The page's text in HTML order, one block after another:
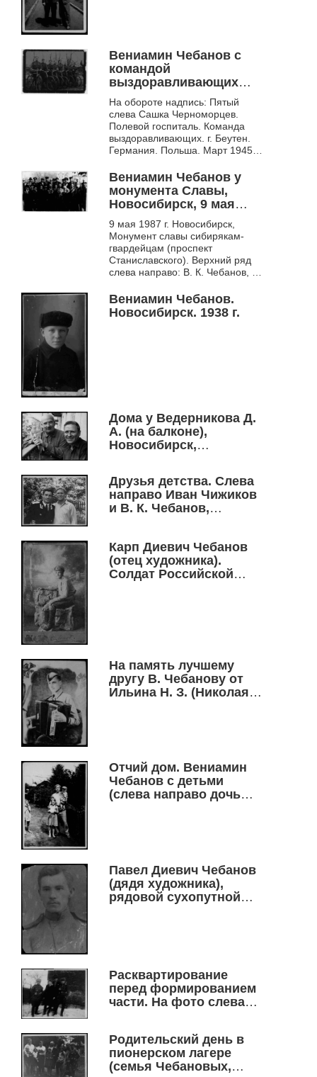
Вениамин Чебанов с
командой
выздоравливающих
полевого госпиталя,
Беутен, Германия, март,
1945 г.
На обороте надпись: Пятый
слева Сашка Черноморцев.
Полевой госпиталь. Команда
выздоравливающих. г. Беутен.
Германия. Польша. Март 1945 г.
Вениамин Чебанов у
монумента Славы,
Новосибирск, 9 мая
1987 г.
9 мая 1987 г. Новосибирск,
Монумент славы сибирякам-
гвардейцам (проспект
Станиславского). Верхний ряд
слева направо: В. К. Чебанов, В.
художник), полковник В. Г....
Вениамин Чебанов.
Новосибирск. 1938 г.
Дома у Ведерникова Д.
А. (на балконе),
Новосибирск,
Друзья детства. Слева
направо Иван Чижиков
и В. К. Чебанов,
Пихтовая, 1969 г.
Карп Диевич Чебанов
(отец художника).
Солдат Российской
На память лучшему
другу В. Чебанову от
Ильина Н. З. (Николая
военно-пехотного
училища. 25.08.1943 г.
Отчий дом. Вениамин
Чебанов с детьми
(слева направо дочь
Павел Диевич Чебанов
(дядя художника),
рядовой сухопутной
Расквартирование
перед формированием
части. На фото слева
Анджей. Крайний слева
В. Чебанов. 15 ноября
1944 г. (магистрат
Родительский день в
пионерском лагере
(семья Чебановых,